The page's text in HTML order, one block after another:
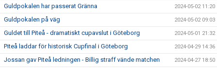
Guldpokalen har passerat Gränna 2024-05-02 11:20
Guldpokalen på väg 2024-05-02 09:03
Guldet till Piteå - dramatiskt cupavslut i Göteborg 2024-05-01 21:32
Piteå laddar för historisk Cupfinal i Göteborg 2024-04-29 14:36
Jossan gav Piteå ledningen - Billig straff vände matchen 2024-04-27 18:50